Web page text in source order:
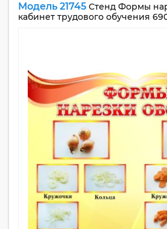
Модель 21745 Стенд Формы
кабинет трудового обучения